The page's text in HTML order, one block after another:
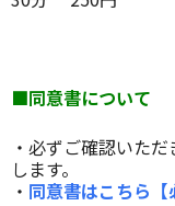
■同意書について
・必ずご確認いた
します。
・ 同意書はこちら【